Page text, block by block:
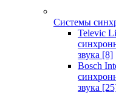
Системы
Televic
звука [8]
Bosch
звука